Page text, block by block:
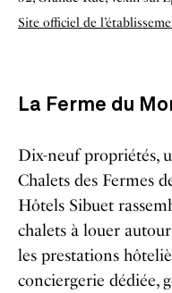
Site officiel de
La Ferme du
Dix-neuf propriétés,
Chalets des Fermes
Hôtels Sibuet
chalets à louer
les prestations
conciergerie dédiée,